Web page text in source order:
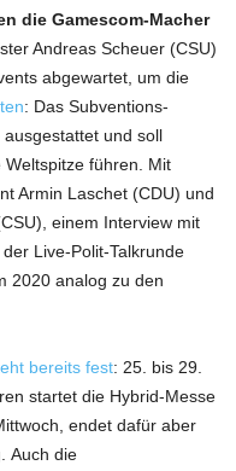
die Gamescom-Macher
Andreas Scheuer (CSU)
abgewartet, um die
: Das Subventions-
und soll
Weltspitze führen. Mit
Armin Laschet (CDU) und
einem Interview mit
Live-Polit-Talkrunde
2020 analog zu den
bereits fest: 25. bis 29.
startet die Hybrid-Messe
endet dafür aber
Auch die